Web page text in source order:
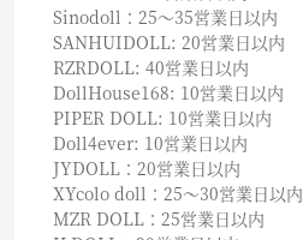
Sinodoll：25〜35営業日以内
SANHUIDOLL: 20営業日以内
RZRDOLL: 40営業日以内
DollHouse168: 10営業日以内
PIPER DOLL: 10営業日以内
Doll4ever: 10営業日以内
JYDOLL：20営業日以内
XYcolo doll：25〜30営業日以内
MZR DOLL：25営業日以内